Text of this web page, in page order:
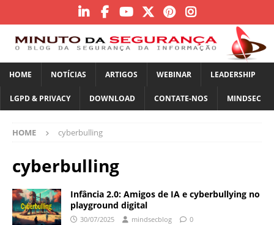
HOME NOTÍCIAS ARTIGOS WEBINAR LEADERSHIP
LGPD & PRIVACY DOWNLOAD CONTATE-NOS MINDSEC
HOME cyberbulling
cyberbulling
Infância 2.0: Amigos de IA e cyberbullying no
playground digital
30/07/2025 mindsecblog 0